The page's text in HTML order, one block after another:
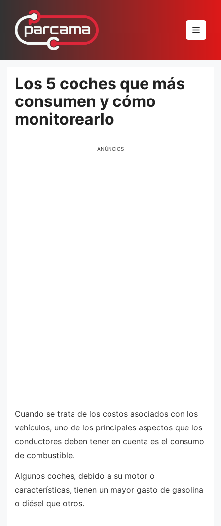
conteúdo
Menu
Los 5 coches que más
consumen y cómo
monitorearlo
ANÚNCIOS
Cuando se trata de los costos asociados con los
vehículos, uno de los principales aspectos que los
conductores deben tener en cuenta es el consumo
de combustible.
Algunos coches, debido a su motor o
características, tienen un mayor gasto de gasolina
o diésel que otros.